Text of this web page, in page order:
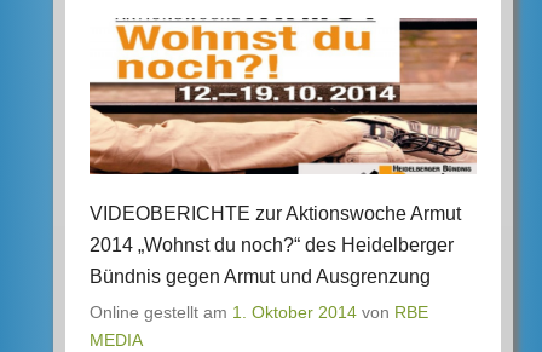
VIDEOBERICHTE zur Aktionswoche Armut
2014 „Wohnst du noch?“ des Heidelberger
Bündnis gegen Armut und Ausgrenzung
Online gestellt am 1. Oktober 2014 von RBE
MEDIA